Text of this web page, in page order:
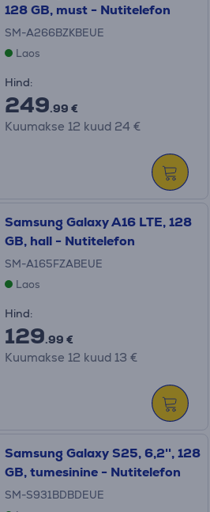
128 GB, must - Nutitelefon
SM-A266BZKBEUE
Laos
Hind:
249.99 €
Kuumakse 12 kuud 24 €
Samsung Galaxy A16 LTE, 128
GB, hall - Nutitelefon
SM-A165FZABEUE
Laos
Hind:
129.99 €
Kuumakse 12 kuud 13 €
Samsung Galaxy S25, 6,2'', 128
GB, tumesinine - Nutitelefon
SM-S931BDBDEUE